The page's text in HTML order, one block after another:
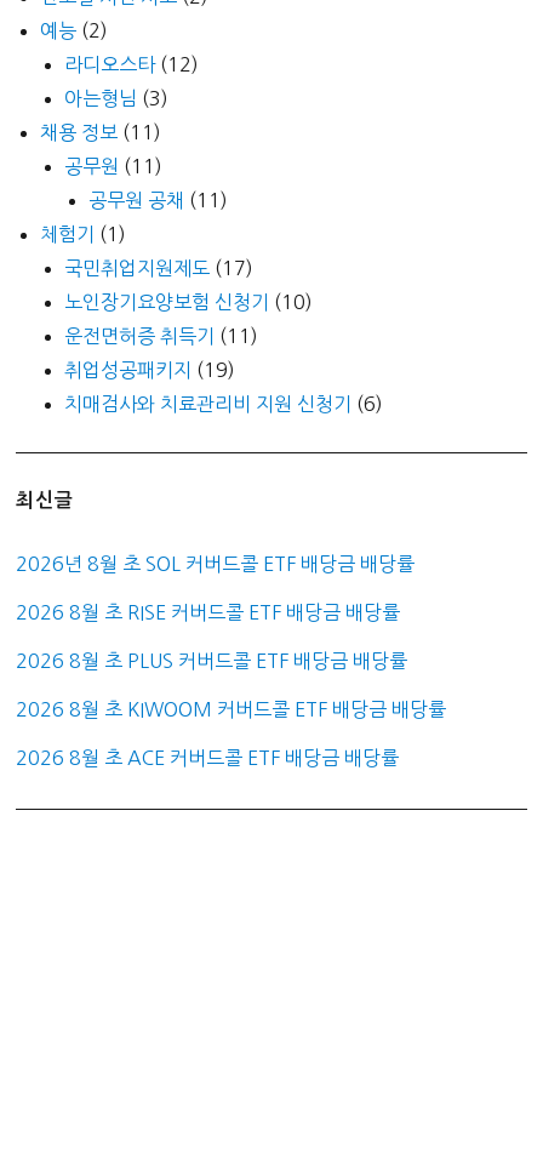
예능 (2)
라디오스타(12)
아는형님 (3)
채용 정보 (11)
공무원 (11)
공무원 공채 (11)
체험기
(1)
국민취업지원제도 (17)
노인장기요양보험 신청기
(10)
운전면허증 취득기
(11)
취업성공패키지
(19)
치매검사와 치료관리비 지원 신청기
(6)
최신글
2026년 8월 초 SOL 커버드콜 ETF 배당금 배당률
2026 8월 초 RISE 커버드콜 ETF 배당금 배당률
2026 8월 초 PLUS 커버드콜 ETF 배당금 배당률
2026 8월 초 KIWOOM 커버드콜 ETF 배당금 배당률
2026 8월 초 ACE 커버드콜 ETF 배당금 배당률